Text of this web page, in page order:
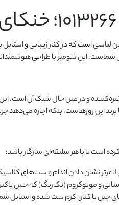
است که در کنار زیبایی و استایل
این شومیز با طراحی هوشمندانه و
و در عین حال شیک آن است.
این روزهاست، بلکه اجازه
لاغرتر نشان دادن اندام و ست‌های
و مونوکروم (تک‌رنگ) که حس
جین یا کتان کرم ست شده و استایل